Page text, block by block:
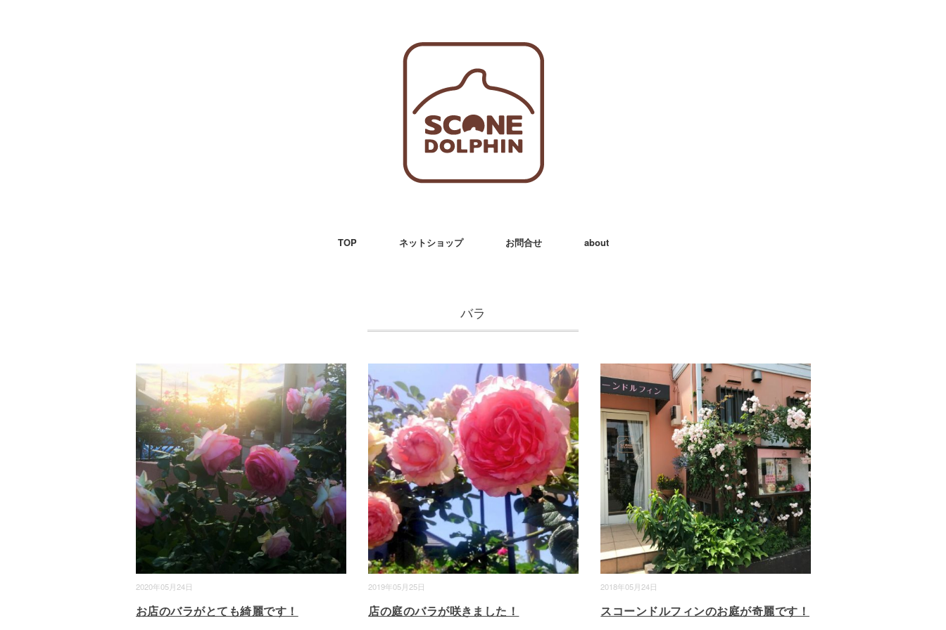
TOP ネットショップ お問合せ about
バラ
2020年05月24日
お店のバラがとても綺麗です！
2019年05月25日
店の庭のバラが咲きました！
2018年05月24日
スコーンドルフィンのお庭が奇麗です！